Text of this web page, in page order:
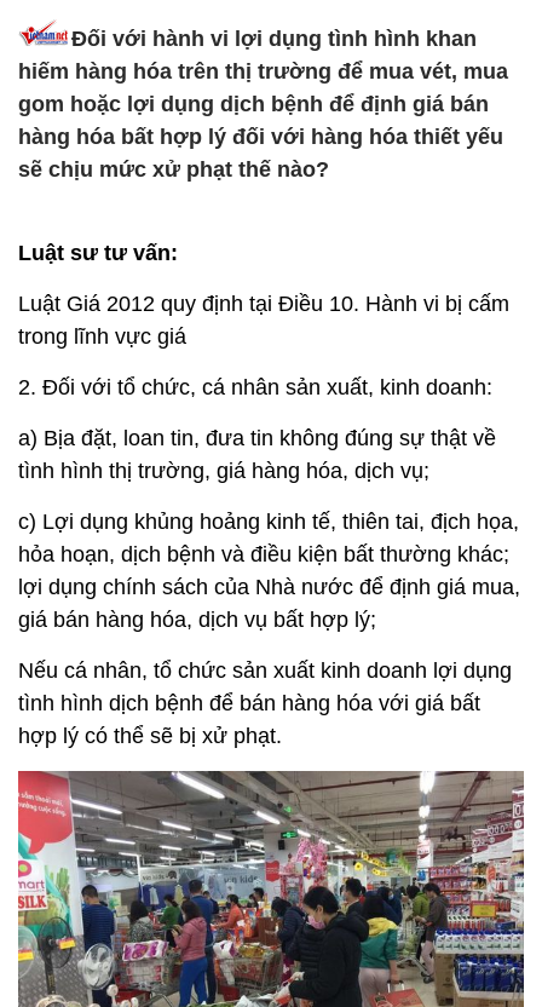
Đối với hành vi lợi dụng tình hình khan
hiếm hàng hóa trên thị trường để mua vét, mua
gom hoặc lợi dụng dịch bệnh để định giá bán
hàng hóa bất hợp lý đối với hàng hóa thiết yếu
sẽ chịu mức xử phạt thế nào?
Luật sư tư vấn:
Luật Giá 2012 quy định tại Điều 10. Hành vi bị cấm
trong lĩnh vực giá
2. Đối với tổ chức, cá nhân sản xuất, kinh doanh:
a) Bịa đặt, loan tin, đưa tin không đúng sự thật về
tình hình thị trường, giá hàng hóa, dịch vụ;
c) Lợi dụng khủng hoảng kinh tế, thiên tai, địch họa,
hỏa hoạn, dịch bệnh và điều kiện bất thường khác;
lợi dụng chính sách của Nhà nước để định giá mua,
giá bán hàng hóa, dịch vụ bất hợp lý;
Nếu cá nhân, tổ chức sản xuất kinh doanh lợi dụng
tình hình dịch bệnh để bán hàng hóa với giá bất
hợp lý có thể sẽ bị xử phạt.